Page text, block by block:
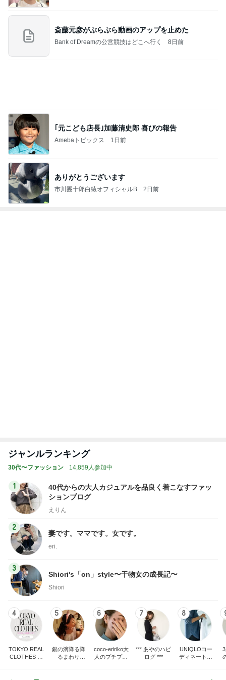
斎藤元彦がぶらぶら動画のアップを止めた
Bank of Dreamの公営競技はどこへ行く 8日前
｢元こども店長｣加藤清史郎 喜びの報告
Amebaトピックス 1日前
ありがとうございます
市川團十郎白猿オフィシャルB 2日前
ジャンルランキング
30代〜ファッション 14,859人参加中
1
40代からの大人カジュアルを品良く着こなすファッ
ションブログ
えりん
2
妻です。ママです。女です。
eri.
3
Shiori's「on」style〜干物女の成長記〜
Shiori
4
TOKYO REAL
CLOTHES 大
5
銀の滴降る降
るまわり
6
coco-eririko大
人のプチプラ
7
*** あやのハピ
ログ ***
8
UNIQLOコー
ディネート日